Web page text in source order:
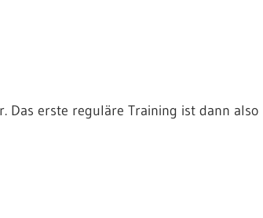
Das erste reguläre Training ist dann also